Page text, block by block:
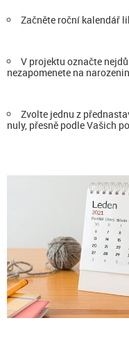
Začněte roční kalendář
V projektu označte
nezapomenete na
Zvolte jednu z
nuly, přesně podle Vašich